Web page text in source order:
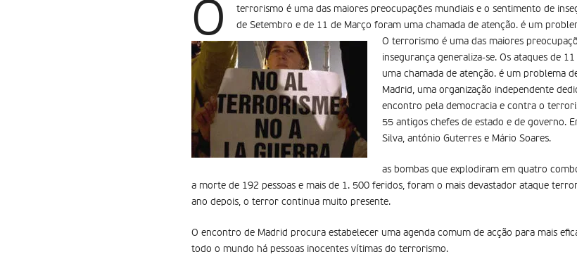
O
terrorismo é uma das maiores preocupações mundiais e o sentimento de
de Setembro e de 11 de Março foram uma chamada de atenção. é um
O terrorismo é uma das maiores
insegurança generaliza-se. Os ataques de
uma chamada de atenção. é um problema
Madrid, uma organização independente
encontro pela democracia e contra o
55 antigos chefes de estado e de governo.
Silva, antónio Guterres e Mário Soares.
as bombas que explodiram em quatro
a morte de 192 pessoas e mais de 1. 500 feridos, foram o mais devastador ataque
ano depois, o terror continua muito presente.
O encontro de Madrid procura estabelecer uma agenda comum de acção para mais
todo o mundo há pessoas inocentes vítimas do terrorismo.